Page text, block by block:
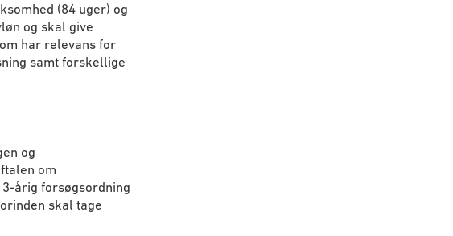
(84 uger) og
og skal give
har relevans for
samt forskellige
og
om
årig forsøgsordning
skal tage